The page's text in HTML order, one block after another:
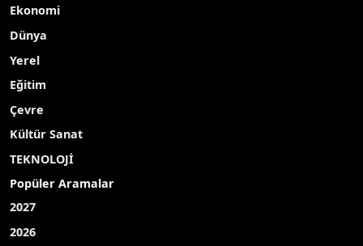
Ekonomi
Dünya
Yerel
Eğitim
Çevre
Kültür Sanat
TEKNOLOJİ
Popüler Aramalar
2027
2026